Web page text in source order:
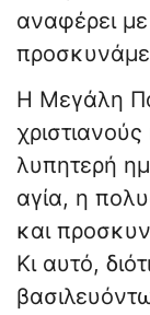
αναφέρει με
Η Μεγάλη
λυπητερή
αγία, η
και
Κι αυτό,